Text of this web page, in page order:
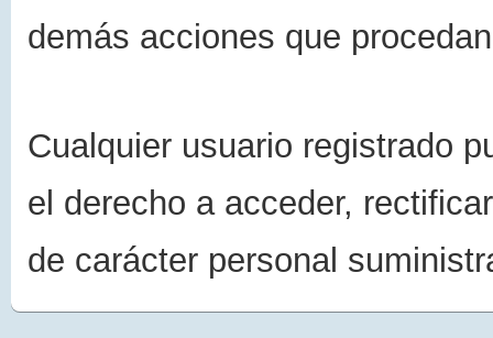
demás acciones que
Cualquier usuario registrado
el derecho a acceder,
de carácter personal